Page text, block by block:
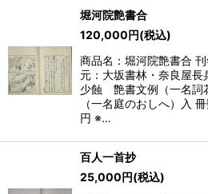
堀河院艶書合
120,000円(税込)
商品名：堀河院艶書合
元：大坂書林・奈良屋
少蝕 艶書文例（一名詞
（一名庭のおしへ）入
円 ※…
百人一首抄
25,000円(税込)